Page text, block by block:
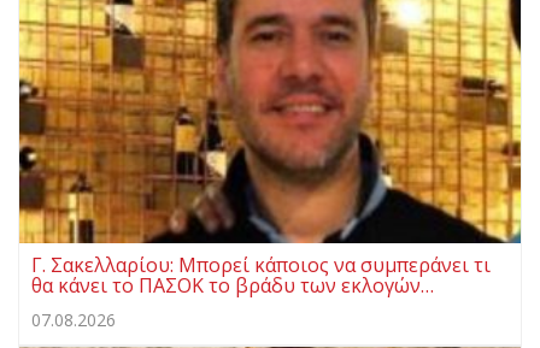
Γ. Σακελλαρίου: Μπορεί κάποιος να συμπεράνει τι
θα κάνει το ΠΑΣΟΚ το βράδυ των εκλογών…
07.08.2026